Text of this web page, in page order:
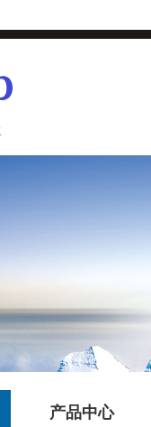
产品中心